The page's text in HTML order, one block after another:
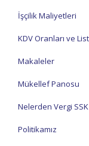
İşçilik Maliyetleri
KDV Oranları ve
Makaleler
Mükellef Panosu
Nelerden Vergi
Politikamız